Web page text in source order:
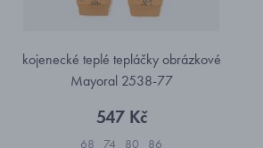
kojenecké teplé tepláčky obrázkové
Mayoral 2538-77
547 Kč
68 74 80 86